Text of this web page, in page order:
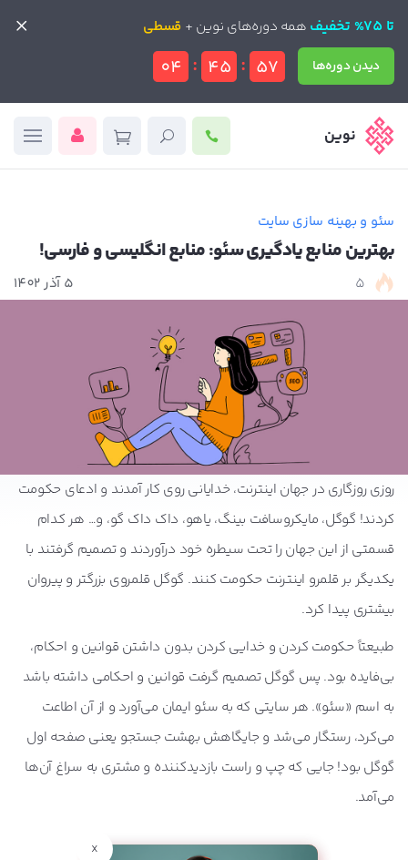
تا 75% تخفیف همه دوره‌های نوین + قسطی
دیدن دوره‌ها 04 : 45 : 56
تا 75% تخفیف همه دوره‌های نوین + قسطی
دیدن دوره‌ها
نوین
سئو و بهینه سازی سایت
بهترین منابع یادگیری سئو: منابع انگلیسی و فارسی!
5 5 آذر 1402
روزی روزگاری در جهان اینترنت، خدایانی روی کار آمدند و ادعای حکومت
کردند! گوگل، مایکروسافت بینگ، یاهو، داک داک گو، و… هر کدام
قسمتی از این جهان را تحت سیطره خود درآوردند و تصمیم گرفتند با
یکدیگر بر قلمرو اینترنت حکومت کنند. گوگل قلمروی بزرگتر و پیروان
بیشتری پیدا کرد.
طبیعتاً حکومت کردن و خدایی کردن بدون داشتن قوانین و احکام،
بی‌فایده بود. پس گوگل تصمیم گرفت قوانین و احکامی داشته باشد
به اسم «سئو». هر سایتی که به سئو ایمان می‌آورد و از آن اطاعت
می‌کرد، رستگار می‌شد و جایگاهش بهشت جستجو یعنی صفحه اول
گوگل بود! جایی که چپ و راست بازدیدکننده و مشتری به سراغ آن‌ها
می‌آمد.
x